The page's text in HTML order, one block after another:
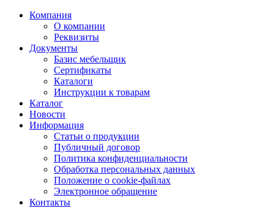
Компания
О компании
Реквизиты
Документы
Базис мебельщик
Сертификаты
Каталоги
Инструкции к товарам
Каталог
Новости
Информация
Статьи о продукции
Публичный договор
Политика конфиденциальности
Обработка персональных данных
Положение о cookie-файлах
Электронное обращение
Контакты